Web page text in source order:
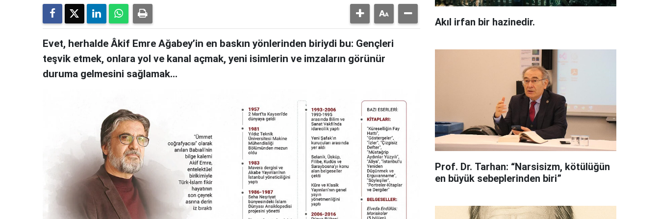
Evet, herhalde Âkif Emre Ağabey’in en baskın yönlerinden biriydi bu: Gençleri
teşvik etmek, onlara yol ve kanal açmak, yeni isimlerin ve imzaların görünür
duruma gelmesini sağlamak…
Akıl irfan bir hazinedir.
Prof. Dr. Tarhan: “Narsisizm, kötülüğün
en büyük sebeplerinden biri”